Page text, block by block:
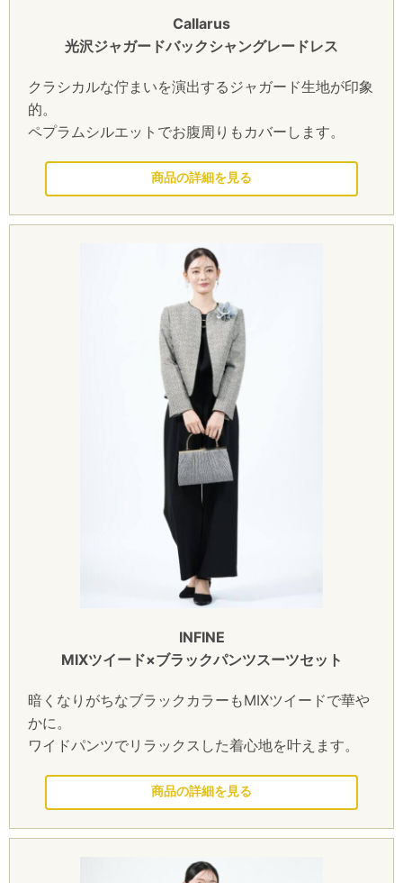
Callarus
光沢ジャガードバックシャングレードレス
クラシカルな佇まいを演出するジャガード生地が印象
的。
ペプラムシルエットでお腹周りもカバーします。
このドレスを見る
INFINE
MIXツイード×ブラックパンツスーツセット
暗くなりがちなブラックカラーもMIXツイードで華や
かに。
ワイドパンツでリラックスした着心地を叶えます。
このドレスを見る